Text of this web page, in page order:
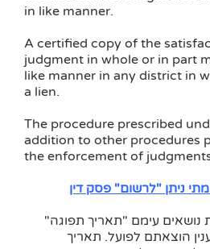
in like manner.
A certified copy of the
judgment in whole or in part
like manner in any district in
a lien.
The procedure prescribed
addition to other procedures
the enforcement of
ניתן "לרשום" פסק דין
נושאים עימם "תאריך תפוגה"
הוצאתם לפועל. תאריך